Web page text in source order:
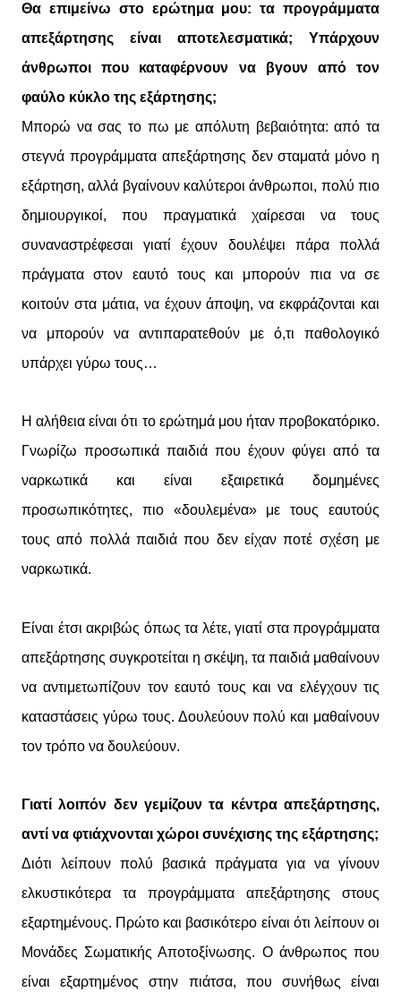
Θα επιμείνω στο ερώτημα μου: τα προγράμματα
απεξάρτησης είναι αποτελεσματικά; Υπάρχουν
άνθρωποι που καταφέρνουν να βγουν από τον
φαύλο κύκλο της εξάρτησης;
Μπορώ να σας το πω με απόλυτη βεβαιότητα: από τα
στεγνά προγράμματα απεξάρτησης δεν σταματά μόνο η
εξάρτηση, αλλά βγαίνουν καλύτεροι άνθρωποι, πολύ πιο
δημιουργικοί, που πραγματικά χαίρεσαι να τους
συναναστρέφεσαι γιατί έχουν δουλέψει πάρα πολλά
πράγματα στον εαυτό τους και μπορούν πια να σε
κοιτούν στα μάτια, να έχουν άποψη, να εκφράζονται και
να μπορούν να αντιπαρατεθούν με ό,τι παθολογικό
υπάρχει γύρω τους…
Η αλήθεια είναι ότι το ερώτημά μου ήταν προβοκατόρικο.
Γνωρίζω προσωπικά παιδιά που έχουν φύγει από τα
ναρκωτικά και είναι εξαιρετικά δομημένες
προσωπικότητες, πιο «δουλεμένα» με τους εαυτούς
τους από πολλά παιδιά που δεν είχαν ποτέ σχέση με
ναρκωτικά.
Είναι έτσι ακριβώς όπως τα λέτε, γιατί στα προγράμματα
απεξάρτησης συγκροτείται η σκέψη, τα παιδιά μαθαίνουν
να αντιμετωπίζουν τον εαυτό τους και να ελέγχουν τις
καταστάσεις γύρω τους. Δουλεύουν πολύ και μαθαίνουν
τον τρόπο να δουλεύουν.
Γιατί λοιπόν δεν γεμίζουν τα κέντρα απεξάρτησης,
αντί να φτιάχνονται χώροι συνέχισης της εξάρτησης;
Διότι λείπουν πολύ βασικά πράγματα για να γίνουν
ελκυστικότερα τα προγράμματα απεξάρτησης στους
εξαρτημένους. Πρώτο και βασικότερο είναι ότι λείπουν οι
Μονάδες Σωματικής Αποτοξίνωσης. Ο άνθρωπος που
είναι εξαρτημένος στην πιάτσα, που συνήθως είναι